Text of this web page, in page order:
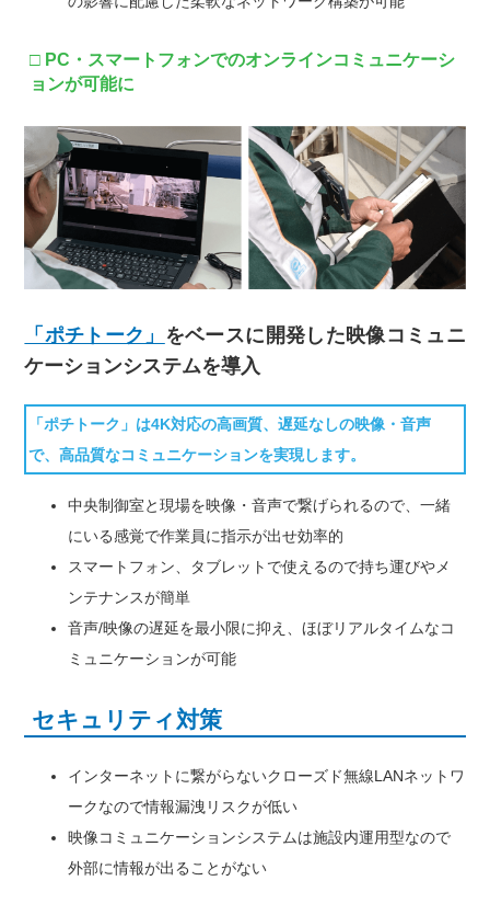
□ PC・スマートフォンでのオンラインコミュニケーシ
ョンが可能に
「ポチトーク」
をベースに開発した映像コミュニ
ケーションシステムを導入
「ポチトーク」は4K対応の高画質、遅延なしの映像・音声
で、高品質なコミュニケーションを実現します。
中央制御室と現場を映像・音声で繋げられるので、一緒
にいる感覚で作業員に指示が出せ効率的
スマートフォン、タブレットで使えるので持ち運びやメ
ンテナンスが簡単
音声/映像の遅延を最小限に抑え、ほぼリアルタイムなコ
ミュニケーションが可能
セキュリティ対策
インターネットに繋がらないクローズド無線LANネットワ
ークなので情報漏洩リスクが低い
映像コミュニケーションシステムは施設内運用型なので
外部に情報が出ることがない